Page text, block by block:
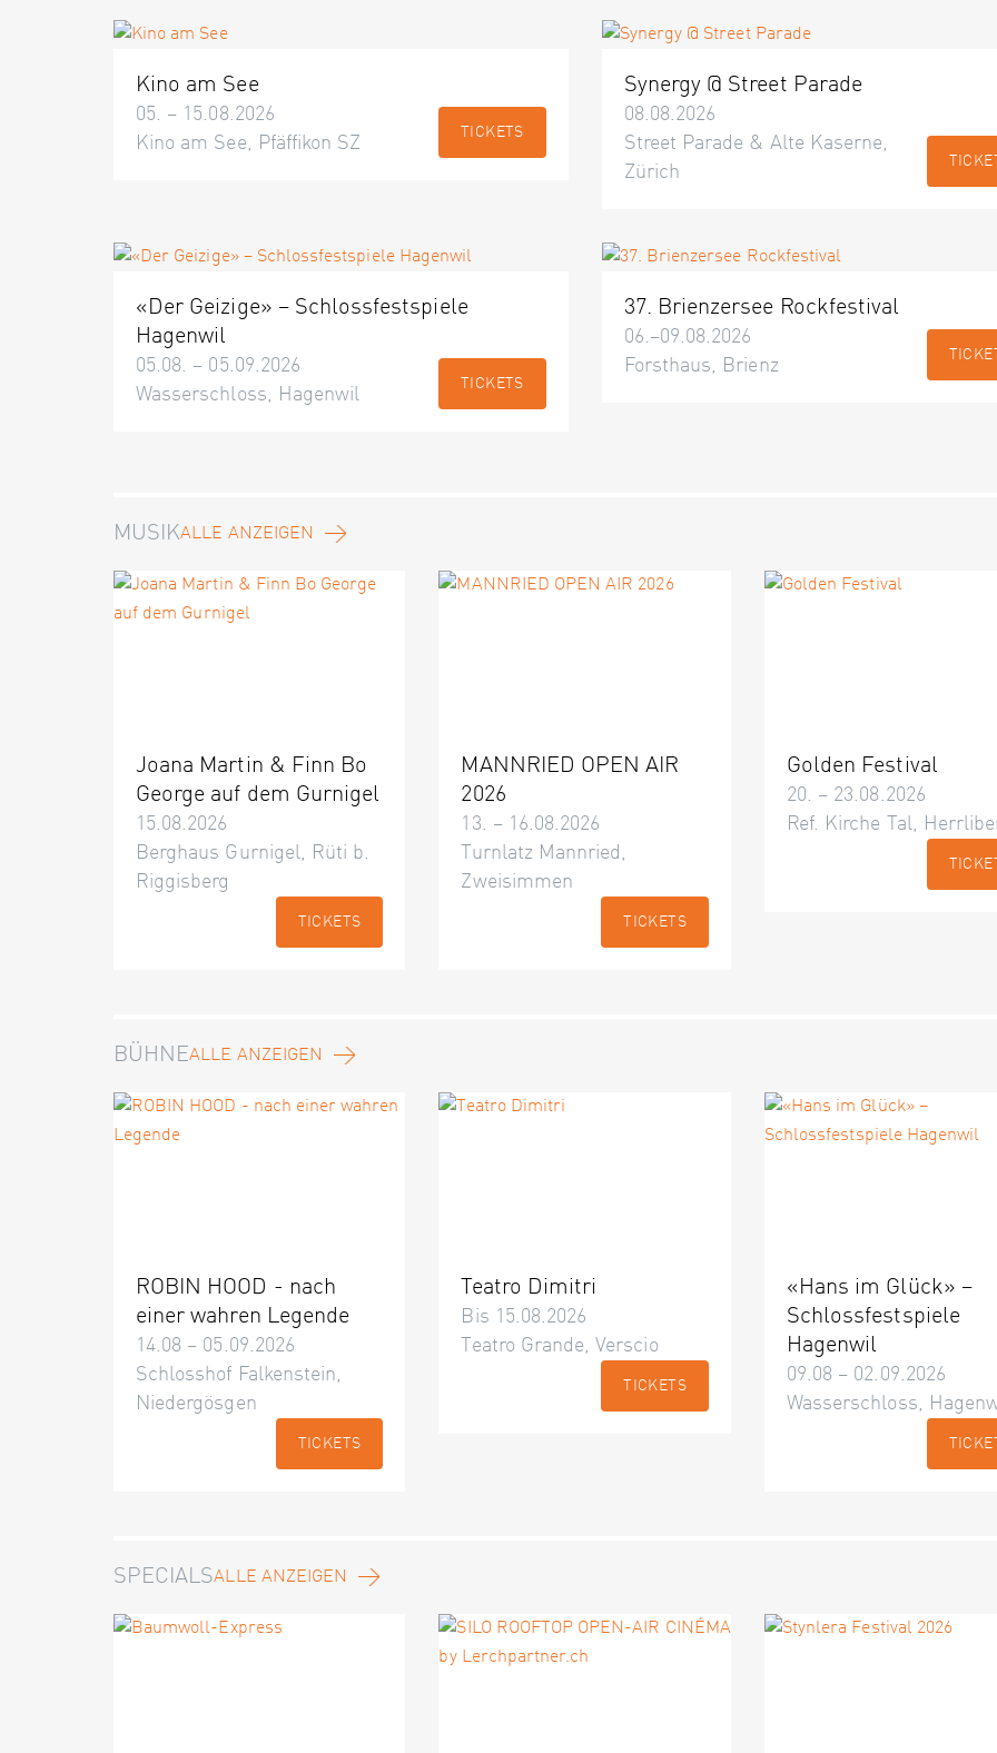
Kino am See
05. – 15.08.2026
Kino am See, Pfäffikon SZ
TICKETS
Synergy @ Street Parade
08.08.2026
Street Parade & Alte Kaserne,
Zürich
«Der Geizige» – Schlossfestspiele
Hagenwil
05.08. – 05.09.2026
Wasserschloss, Hagenwil
TICKETS
37. Brienzersee Rockfestival
06.–09.08.2026
Forsthaus, Brienz
MUSIKALLE ANZEIGEN
Joana Martin & Finn Bo
George auf dem Gurnigel
15.08.2026
Berghaus Gurnigel, Rüti b.
Riggisberg
TICKETS
MANNRIED OPEN AIR
2026
13. – 16.08.2026
Turnlatz Mannried,
Zweisimmen
TICKETS
Golden Festival
20. – 23.08.2026
Ref. Kirche Tal,
BÜHNEALLE ANZEIGEN
ROBIN HOOD - nach
einer wahren Legende
14.08 – 05.09.2026
Schlosshof Falkenstein,
Niedergösgen
TICKETS
Teatro Dimitri
Bis 15.08.2026
Teatro Grande, Verscio
TICKETS
«Hans im Glück» –
Schlossfestspiele
Hagenwil
09.08 – 02.09.2026
Wasserschloss,
SPECIALSALLE ANZEIGEN